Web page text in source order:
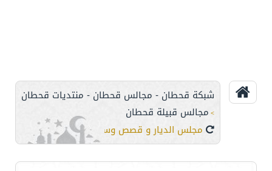
شبكة قحطان - مجالس قحطان - منتديات قحطان
> مجالس قبيلة قحطان
مجلس الديار و قصص وسوالف من الماضي